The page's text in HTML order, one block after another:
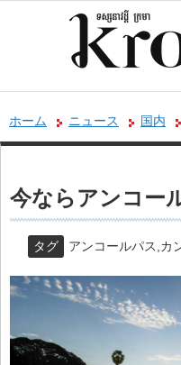
ホーム ニュース 国内
今ならアンコー
タグ アンコールパス カ